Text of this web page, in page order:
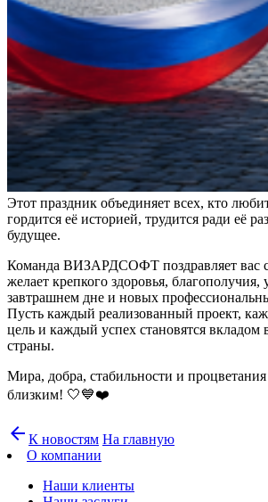
Этот праздник объединяет всех, кто
гордится её историей, трудится ради её
будущее.
Команда ВИЗАРДСОФТ поздравляет вас
желает крепкого здоровья, благополучия,
завтрашнем дне и новых
Пусть каждый реализованный проект,
цель и каждый успех становятся вкладом
страны.
Мира, добра, стабильности и
близким! 🤍💙❤️
arrow_back К новостям На главную
О компании
Наши клиенты